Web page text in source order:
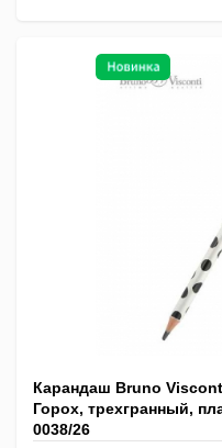
Карандаш Bruno
Горох, трехгранный,
0038/26